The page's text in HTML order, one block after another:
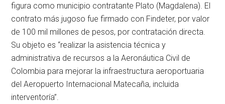
figura como municipio contratante Plato (Magdalena). El
contrato más jugoso fue firmado con Findeter, por valor
de 100 mil millones de pesos, por contratación directa.
Su objeto es “realizar la asistencia técnica y
administrativa de recursos a la Aeronáutica Civil de
Colombia para mejorar la infraestructura aeroportuaria
del Aeropuerto Internacional Matecaña, incluida
interventoría”.